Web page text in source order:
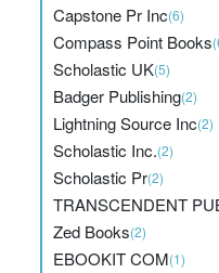
Capstone Pr Inc(6)
Compass Point Books
Scholastic UK(5)
Badger Publishing(2)
Lightning Source Inc(2)
Scholastic Inc.(2)
Scholastic Pr(2)
TRANSCENDENT
Zed Books(2)
EBOOKIT COM(1)